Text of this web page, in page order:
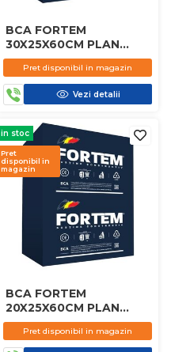
BCA FORTEM
30X25X60CM PLAN
D450
Pret disponibil in magazin
Vezi detalii
in stoc
Pret
disponibil in
magazin
BCA FORTEM
20X25X60CM PLAN
D450
Pret disponibil in magazin